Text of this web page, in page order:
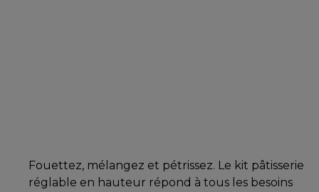
Fouettez, mélangez et pétrissez. Le kit pâtisserie
réglable en hauteur répond à tous les besoins